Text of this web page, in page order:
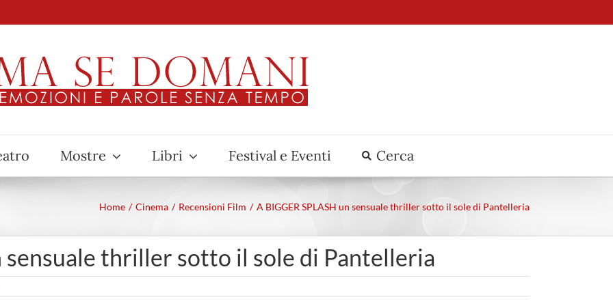
Mostre Libri Festival e Eventi Cerca
Home Cinema Recensioni Film A BIGGER SPLASH un sensuale thriller sotto il sole di Pantelleria
sensuale thriller sotto il sole di Pantelleria